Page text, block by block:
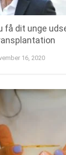
få dit unge
16, 2020